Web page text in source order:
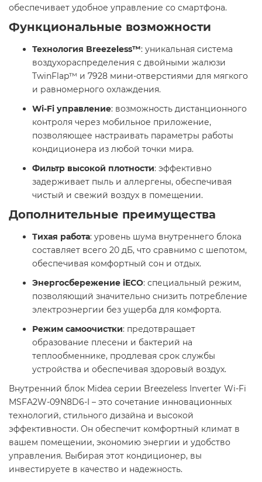
обеспечивает удобное управление со смартфона. ​
Функциональные возможности
Технология Breezeless™: уникальная система
воздухораспределения с двойными жалюзи
TwinFlap™ и 7928 мини-отверстиями для мягкого
и равномерного охлаждения. ​
Wi-Fi управление: возможность дистанционного
контроля через мобильное приложение,
позволяющее настраивать параметры работы
кондиционера из любой точки мира. ​
Фильтр высокой плотности: эффективно
задерживает пыль и аллергены, обеспечивая
чистый и свежий воздух в помещении. ​
Дополнительные преимущества
Тихая работа: уровень шума внутреннего блока
составляет всего 20 дБ, что сравнимо с шепотом,
обеспечивая комфортный сон и отдых. ​
Энергосбережение iECO: специальный режим,
позволяющий значительно снизить потребление
электроэнергии без ущерба для комфорта. ​
Режим самоочистки: предотвращает
образование плесени и бактерий на
теплообменнике, продлевая срок службы
устройства и обеспечивая здоровый воздух. ​
Внутренний блок Midea серии Breezeless Inverter Wi-Fi
MSFA2W-09N8D6-I – это сочетание инновационных
технологий, стильного дизайна и высокой
эффективности. Он обеспечит комфортный климат в
вашем помещении, экономию энергии и удобство
управления. Выбирая этот кондиционер, вы
инвестируете в качество и надежность.​